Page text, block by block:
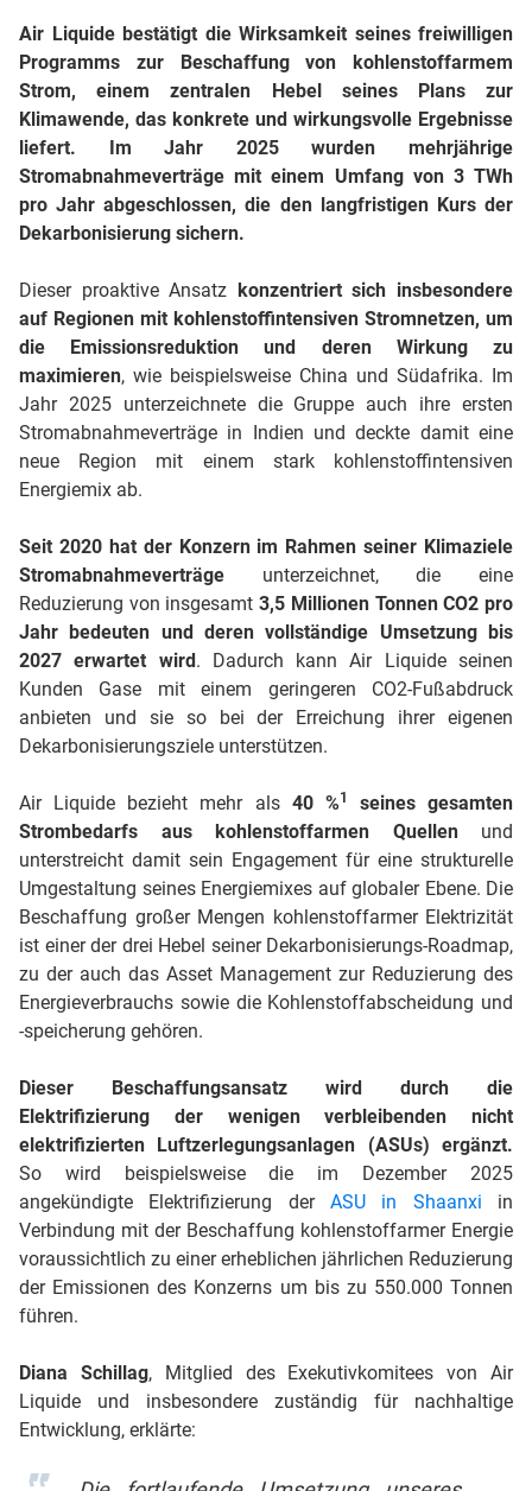
Air Liquide bestätigt die Wirksamkeit seines freiwilligen
Programms zur Beschaffung von kohlenstoffarmem
Strom, einem zentralen Hebel seines Plans zur
Klimawende, das konkrete und wirkungsvolle Ergebnisse
liefert. Im Jahr 2025 wurden mehrjährige
Stromabnahmeverträge mit einem Umfang von 3 TWh
pro Jahr abgeschlossen, die den langfristigen Kurs der
Dekarbonisierung sichern.
Dieser proaktive Ansatz konzentriert sich insbesondere
auf Regionen mit kohlenstoffintensiven Stromnetzen, um
die Emissionsreduktion und deren Wirkung zu
maximieren, wie beispielsweise China und Südafrika. Im
Jahr 2025 unterzeichnete die Gruppe auch ihre ersten
Stromabnahmeverträge in Indien und deckte damit eine
neue Region mit einem stark kohlenstoffintensiven
Energiemix ab.
Seit 2020 hat der Konzern im Rahmen seiner Klimaziele
Stromabnahmeverträge unterzeichnet, die eine
Reduzierung von insgesamt3,5 Millionen Tonnen CO2 pro
Jahr bedeuten und deren vollständige Umsetzung bis
2027 erwartet wird. Dadurch kann Air Liquide seinen
Kunden Gase mit einem geringeren CO2-Fußabdruck
anbieten und sie so bei der Erreichung ihrer eigenen
Dekarbonisierungsziele unterstützen.
Air Liquide bezieht mehr als 40 %1
seines gesamten
Strombedarfs aus kohlenstoffarmen Quellen und
unterstreicht damit sein Engagement für eine strukturelle
Umgestaltung seines Energiemixes auf globaler Ebene. Die
Beschaffung großer Mengen kohlenstoffarmer Elektrizität
ist einer der drei Hebel seiner Dekarbonisierungs-Roadmap,
zu der auch das Asset Management zur Reduzierung des
Energieverbrauchs sowie die Kohlenstoffabscheidung und
-speicherung gehören.
Dieser Beschaffungsansatz wird durch die
Elektrifizierung der wenigen verbleibenden nicht
elektrifizierten Luftzerlegungsanlagen (ASUs) ergänzt.
So wird beispielsweise die im Dezember 2025
angekündigte Elektrifizierung der ASU in Shaanxi in
Verbindung mit der Beschaffung kohlenstoffarmer Energie
voraussichtlich zu einer erheblichen jährlichen Reduzierung
der Emissionen des Konzerns um bis zu 550.000 Tonnen
führen.
Diana Schillag, Mitglied des Exekutivkomitees von Air
Liquide und insbesondere zuständig für nachhaltige
Entwicklung, erklärte: